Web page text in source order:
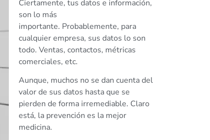
Ciertamente, tus datos e información,
son lo más
importante. Probablemente, para
cualquier empresa, sus datos lo son
todo. Ventas, contactos, métricas
comerciales, etc.
Aunque, muchos no se dan cuenta del
valor de sus datos hasta que se
pierden de forma irremediable. Claro
está, la prevención es la mejor
medicina.